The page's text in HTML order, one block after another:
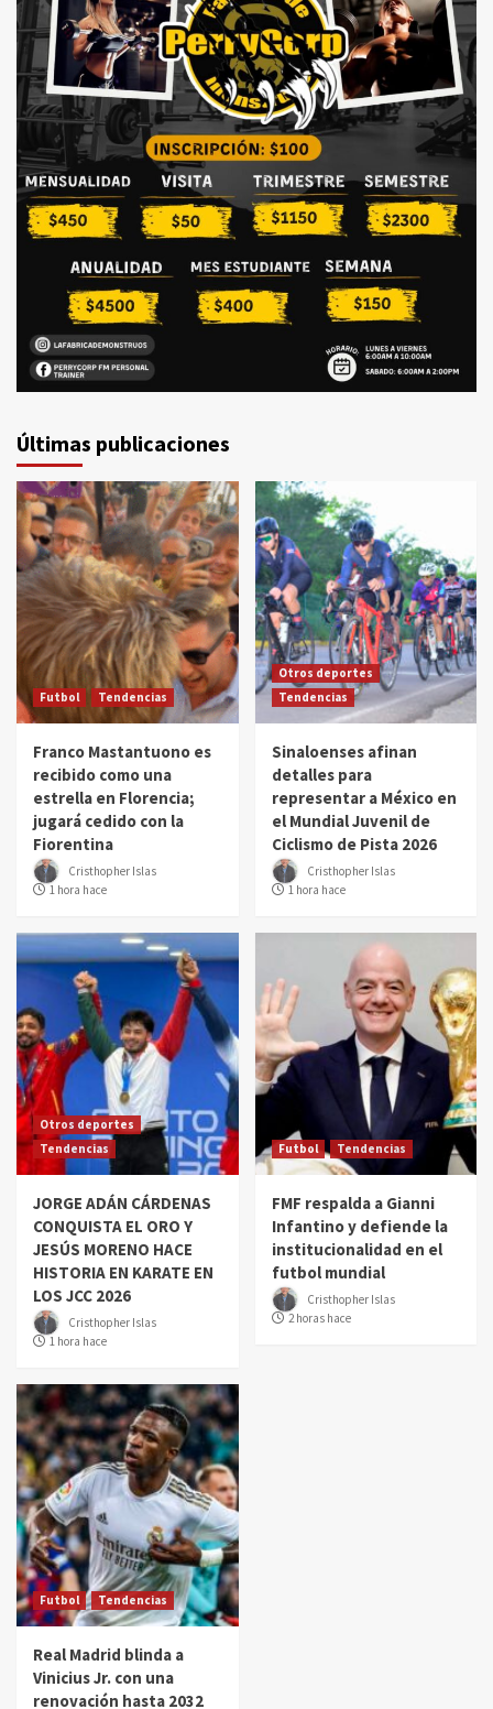
Últimas publicaciones
Futbol Tendencias
Franco Mastantuono es
recibido como una
estrella en Florencia;
jugará cedido con la
Fiorentina
Cristhopher Islas
1 hora hace
Otros deportes
Tendencias
Sinaloenses afinan
detalles para
representar a México en
el Mundial Juvenil de
Ciclismo de Pista 2026
Cristhopher Islas
1 hora hace
Otros deportes
Tendencias
JORGE ADÁN CÁRDENAS
CONQUISTA EL ORO Y
JESÚS MORENO HACE
HISTORIA EN KARATE EN
LOS JCC 2026
Cristhopher Islas
1 hora hace
Futbol Tendencias
FMF respalda a Gianni
Infantino y defiende la
institucionalidad en el
futbol mundial
Cristhopher Islas
2 horas hace
Futbol Tendencias
Real Madrid blinda a
Vinicius Jr. con una
renovación hasta 2032